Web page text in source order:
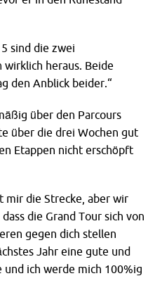
sind die zwei
heraus. Beide
den Anblick beider.“
über den Parcours
über die drei Wochen gut
Etappen nicht erschöpft
mir die Strecke, aber wir
die Grand Tour sich von
gegen dich stellen
Jahr eine gute und
ich werde mich 100%ig